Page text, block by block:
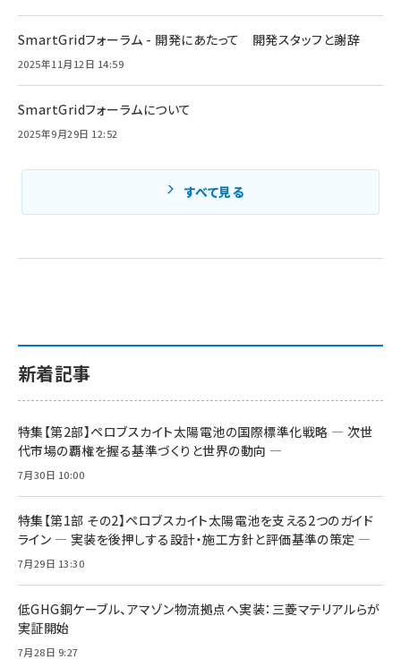
新着記事
特集【第2部】ペロブスカイト太陽電池の国際標準化戦略 ― 次世
代市場の覇権を握る基準づくりと世界の動向 ―
7月30日 10:00
特集【第1部 その2】ペロブスカイト太陽電池を支える2つのガイド
ライン ― 実装を後押しする設計・施工方針と評価基準の策定 ―
7月29日 13:30
低GHG銅ケーブル、アマゾン物流拠点へ実装：三菱マテリアルらが
実証開始
7月28日 9:27
SmartGridフォーラム - 開発にあたって 開発スタッフと謝辞
2025年11月12日 14:59
SmartGridフォーラムについて
2025年9月29日 12:52
すべて見る